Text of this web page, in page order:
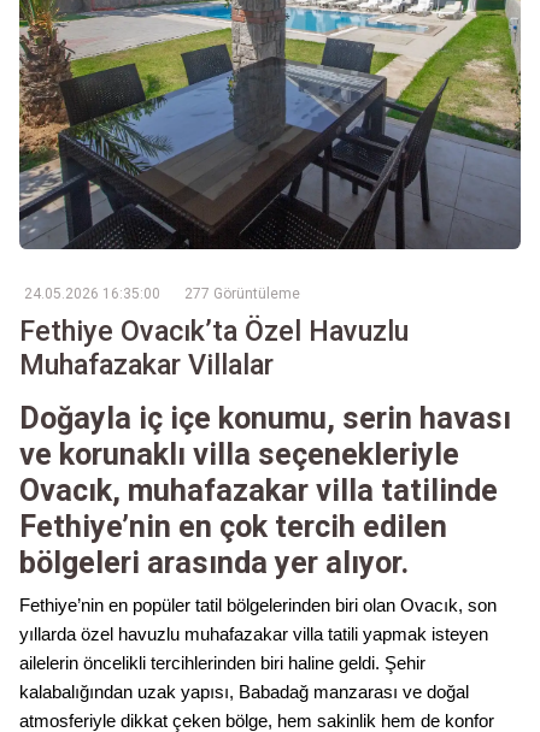
24.05.2026 16:35:00 277 Görüntüleme
Fethiye Ovacık’ta Özel Havuzlu
Muhafazakar Villalar
Doğayla iç içe konumu, serin havası
ve korunaklı villa seçenekleriyle
Ovacık, muhafazakar villa tatilinde
Fethiye’nin en çok tercih edilen
bölgeleri arasında yer alıyor.
Fethiye’nin en popüler tatil bölgelerinden biri olan Ovacık, son
yıllarda özel havuzlu muhafazakar villa tatili yapmak isteyen
ailelerin öncelikli tercihlerinden biri haline geldi. Şehir
kalabalığından uzak yapısı, Babadağ manzarası ve doğal
atmosferiyle dikkat çeken bölge, hem sakinlik hem de konfor